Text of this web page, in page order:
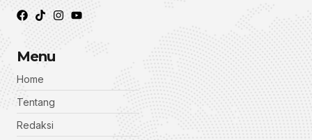
Menu
Home
Tentang
Redaksi